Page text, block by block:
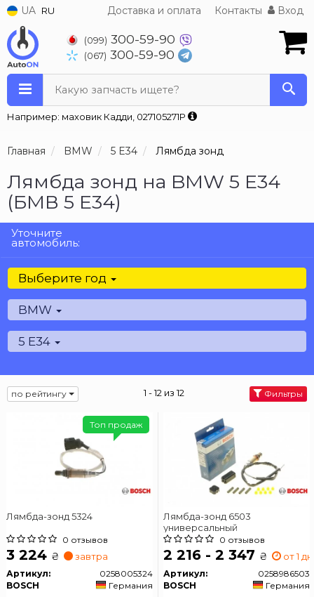
UA RU Доставка и оплата Контакты Вход
(099) 300-59-90
(067) 300-59-90
Какую запчасть ищете?
Например: маховик Кадди, 027105271P
Главная BMW 5 E34 Лямбда зонд
Лямбда зонд на BMW 5 E34
(БМВ 5 Е34)
Уточните
автомобиль:
Выберите год
BMW
5 E34
по рейтингу 1 - 12 из 12 Фильтры
Лямбда-зонд 5324
0 отзывов
3 224 ₴ завтра
Артикул:
0258005324
BOSCH
Германия
Топ продаж
Лямбда-зонд 6503
универсальный
0 отзывов
2 216 - 2 347 ₴ от 1 дн.
Артикул:
0258986503
BOSCH
Германия